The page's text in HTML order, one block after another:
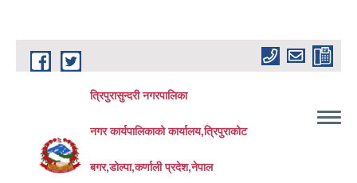
Skip to main content
त्रिपुरासुन्दरी नगरपालिका
नगर कार्यपालिकाको कार्यालय,त्रिपुराकोट
बगर,डोल्पा,कर्णाली प्रदेश,नेपाल